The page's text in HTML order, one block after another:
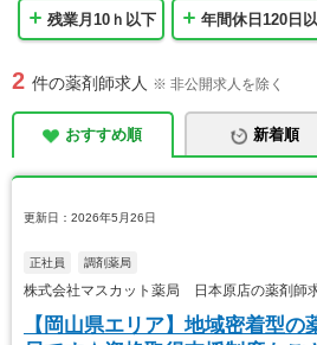
残業月10ｈ以下 年間休日120日
2 件の薬剤師求人 ※ 非公開求人を除く
おすすめ順 新着順
更新日：2026年5月26日
正社員 調剤薬局
株式会社マスカット薬局 日本原店の薬剤師
【岡山県エリア】地域密着型